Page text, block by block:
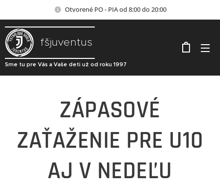
Otvorené PO - PIA od 8:00 do 20:00
fšjuventus
Sme tu pre Vás a Vaše deti už od roku 1997
ZÁPASOVÉ
ZAŤAŽENIE PRE U10
AJ V NEDEĽU